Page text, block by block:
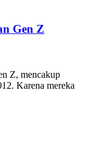
Gen Z
Z, mencakup
Karena mereka